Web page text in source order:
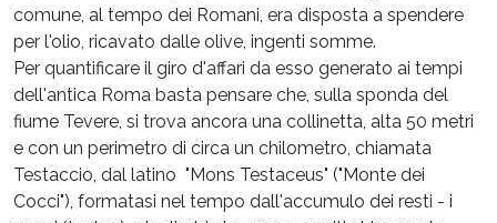
comune, al tempo dei Romani, era disposta a spendere
per l'olio, ricavato dalle olive, ingenti somme.
Per quantificare il giro d'affari da esso generato ai tempi
dell'antica Roma basta pensare che, sulla sponda del
fiume Tevere, si trova ancora una collinetta, alta 50 metri
e con un perimetro di circa un chilometro, chiamata
Testaccio, dal latino "Mons Testaceus" ("Monte dei
Cocci"), formatasi nel tempo dall'accumulo dei resti - i